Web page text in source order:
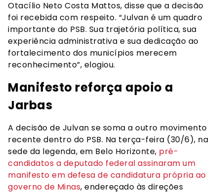
Otacílio Neto Costa Mattos, disse que a decisão
foi recebida com respeito. “Julvan é um quadro
importante do PSB. Sua trajetória política, sua
experiência administrativa e sua dedicação ao
fortalecimento dos municípios merecem
reconhecimento”, elogiou.
Manifesto reforça apoio a
Jarbas
A decisão de Julvan se soma a outro movimento
recente dentro do PSB. Na terça-feira (30/6), na
sede da legenda, em Belo Horizonte, pré-
candidatos a deputado federal assinaram um
manifesto em defesa de candidatura própria ao
governo de Minas, endereçado às direções